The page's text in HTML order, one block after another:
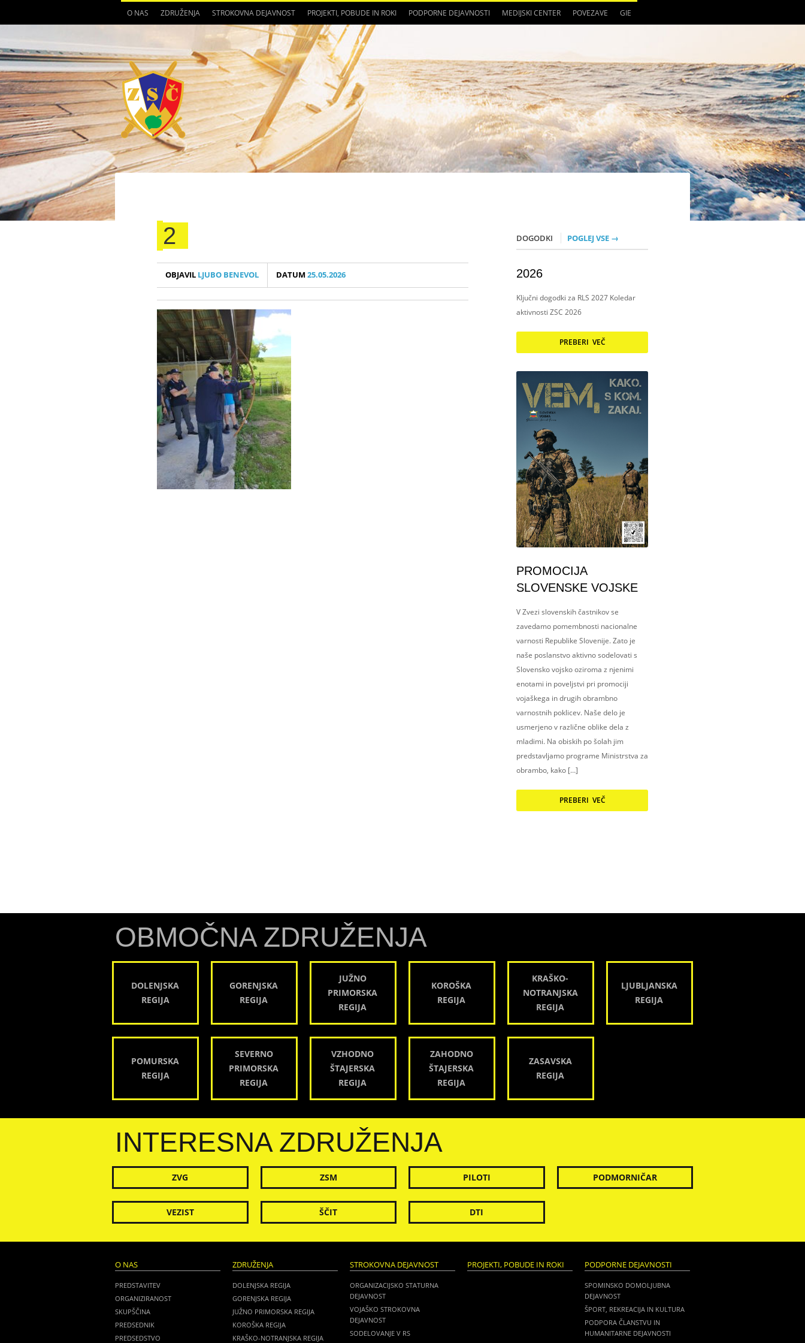
O NAS ZDRUŽENJA STROKOVNA DEJAVNOST PROJEKTI, POBUDE IN ROKI PODPORNE DEJAVNOSTI MEDIJSKI CENTER POVEZAVE GIE
2
OBJAVIL LJUBO BENEVOL DATUM25.05.2026
DOGODKI POGLEJ VSE →
2026
Ključni dogodki za RLS 2027 Koledar
aktivnosti ZSC 2026
PREBERI VEČ
PROMOCIJA
SLOVENSKE VOJSKE
V Zvezi slovenskih častnikov se
zavedamo pomembnosti nacionalne
varnosti Republike Slovenije. Zato je
naše poslanstvo aktivno sodelovati s
Slovensko vojsko oziroma z njenimi
enotami in poveljstvi pri promociji
vojaškega in drugih obrambno
varnostnih poklicev. Naše delo je
usmerjeno v različne oblike dela z
mladimi. Na obiskih po šolah jim
predstavljamo programe Ministrstva za
obrambo, kako […]
PREBERI VEČ
OBMOČNA ZDRUŽENJA
DOLENJSKA
REGIJA
GORENJSKA
REGIJA
JUŽNO
PRIMORSKA
REGIJA
KOROŠKA
REGIJA
KRAŠKO-
NOTRANJSKA
REGIJA
LJUBLJANSKA
REGIJA
POMURSKA
REGIJA
SEVERNO
PRIMORSKA
REGIJA
VZHODNO
ŠTAJERSKA
REGIJA
ZAHODNO
ŠTAJERSKA
REGIJA
ZASAVSKA
REGIJA
INTERESNA ZDRUŽENJA
ZVG ZSM PILOTI PODMORNIČAR
VEZIST ŠČIT DTI
O NAS
PREDSTAVITEV
ORGANIZIRANOST
SKUPŠČINA
PREDSEDNIK
PREDSEDSTVO
ZDRUŽENJA
DOLENJSKA REGIJA
GORENJSKA REGIJA
JUŽNO PRIMORSKA REGIJA
KOROŠKA REGIJA
KRAŠKO-NOTRANJSKA REGIJA
STROKOVNA DEJAVNOST
ORGANIZACIJSKO STATURNA
DEJAVNOST
VOJAŠKO STROKOVNA
DEJAVNOST
SODELOVANJE V RS
PROJEKTI, POBUDE IN ROKI PODPORNE DEJAVNOSTI
SPOMINSKO DOMOLJUBNA
DEJAVNOST
ŠPORT, REKREACIJA IN KULTURA
PODPORA ČLANSTVU IN
HUMANITARNE DEJAVNOSTI